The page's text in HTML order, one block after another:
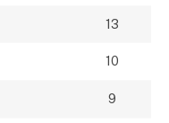
13
10
9